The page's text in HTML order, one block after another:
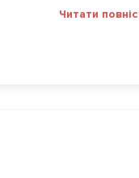
Читати